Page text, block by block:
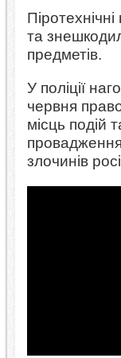
та
предметів.
У поліції
червня
місць подій
злочинів